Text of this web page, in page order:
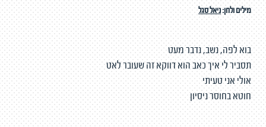
מילים ולחן:ניאל סגל
בוא לפה, נשב, נדבר מעט
תסביר לי איך כאב הוא דווקא זה שעובר לאט
אולי אני טעיתי
חוטא בחוסר ניסיון